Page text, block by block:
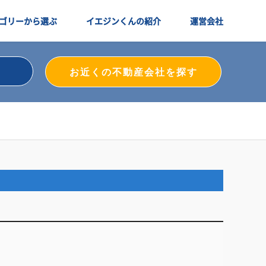
リーから選ぶ イエジンくんの紹介 運営会社
お近くの不動産会社を探す